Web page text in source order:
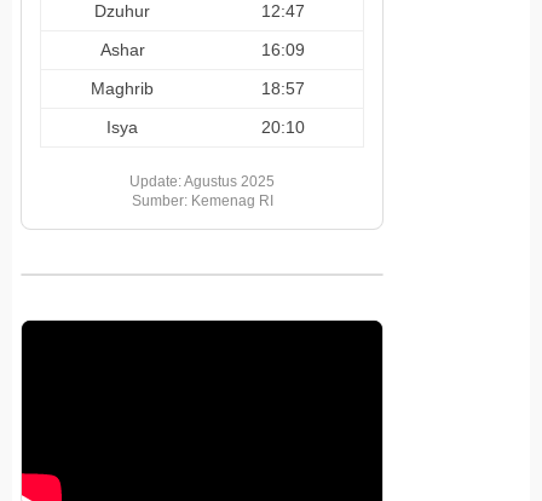
Dzuhur
12:47
Ashar
16:09
Maghrib
18:57
Isya
20:10
Update: Agustus 2025
Sumber: Kemenag RI